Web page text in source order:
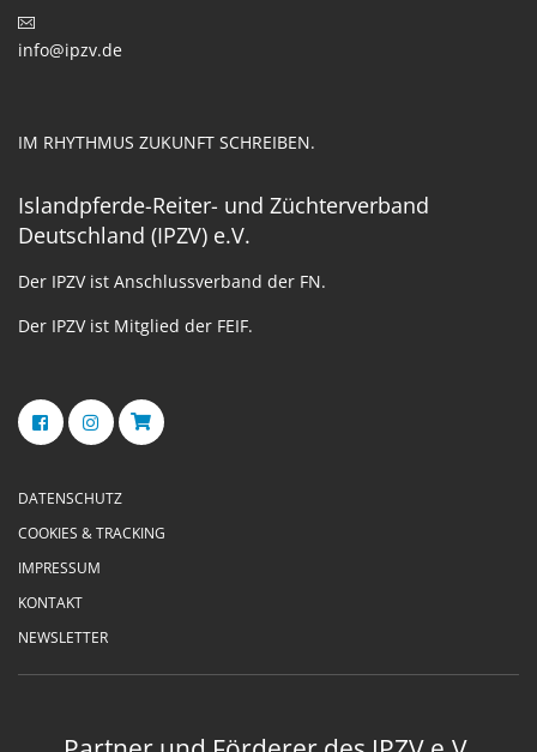
info@ipzv.de
IM RHYTHMUS ZUKUNFT SCHREIBEN.
Islandpferde-Reiter- und Züchterverband
Deutschland (IPZV) e.V.
Der IPZV ist Anschlussverband der FN.
Der IPZV ist Mitglied der FEIF.
DATENSCHUTZ
COOKIES & TRACKING
IMPRESSUM
KONTAKT
NEWSLETTER